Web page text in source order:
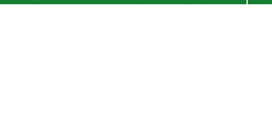
کسب رتبه الف در ارزیابی 1401 نشریات توسط وزارت علوم،